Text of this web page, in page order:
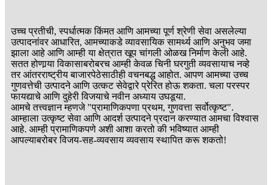
उच्च प्रतीची, स्पर्धात्मक किंमत आणि आमच्या पूर्ण श्रेणी सेवा असलेल्या
उत्पादनांवर आधारित, आमच्याकडे व्यावसायिक सामर्थ्य आणि अनुभव जमा
झाला आहे आणि आम्ही या क्षेत्रात खूप चांगली ओळख निर्माण केली आहे.
सतत होणार्‍या विकासाबरोबरच आम्ही केवळ चिनी घरगुती व्यवसायाच नव्हे
तर आंतरराष्ट्रीय बाजारपेठेसाठीही वचनबद्ध आहोत. आपण आमच्या उच्च
गुणवत्तेची उत्पादने आणि उत्कट सेवेद्वारे प्रेरित होऊ शकता. चला परस्पर
फायद्याचे आणि दुहेरी विजयाचे नवीन अध्याय उघडूया.
आमचे तत्त्वज्ञान म्हणजे "प्रामाणिकपणा प्रथम, गुणवत्ता सर्वोत्कृष्ट".
आम्हाला उत्कृष्ट सेवा आणि आदर्श उत्पादने प्रदान करण्यात आमचा विश्वास
आहे. आम्ही प्रामाणिकपणे अशी आशा करतो की भविष्यात आम्ही
आपल्याबरोबर विजय-सह-व्यवसाय व्यवसाय स्थापित करू शकतो!